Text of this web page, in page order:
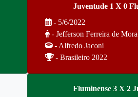
Juventude 1 X 0
- 5/6/2022
- Jefferson Ferreira de
- Alfredo Jaconi
- Brasileiro 2022
Fluminense 3 X 2